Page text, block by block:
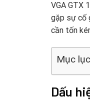
VGA GTX
gặp sự cố
cần tốn
Mục
Dấu